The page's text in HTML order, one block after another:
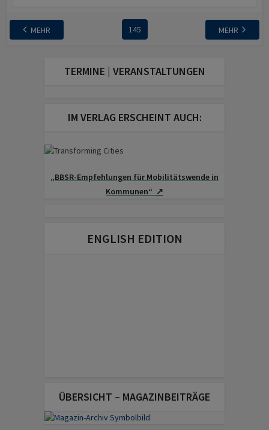
MEHR 145 MEHR
TERMINE | VERANSTALTUNGEN
IM VERLAG ERSCHEINT AUCH:
„BBSR-Empfehlungen für Mobilitäts­wende in
Kommunen“ ↗
ENGLISH EDITION
ÜBERSICHT – MAGAZINBEITRÄGE